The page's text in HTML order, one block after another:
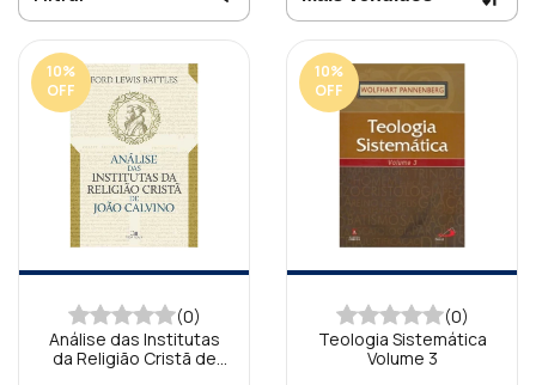
10%
OFF
(0)
Análise das Institutas
da Religião Cristã de
10%
OFF
(0)
Teologia Sistemática
Volume 3